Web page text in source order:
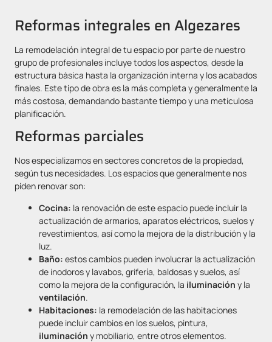
Reformas integrales en Algezares
La remodelación integral de tu espacio por parte de nuestro
grupo de profesionales incluye todos los aspectos, desde la
estructura básica hasta la organización interna y los acabados
finales. Este tipo de obra es la más completa y generalmente la
más costosa, demandando bastante tiempo y una meticulosa
planificación.
Reformas parciales
Nos especializamos en sectores concretos de la propiedad,
según tus necesidades. Los espacios que generalmente nos
piden renovar son:
Cocina: la renovación de este espacio puede incluir la
actualización de armarios, aparatos eléctricos, suelos y
revestimientos, así como la mejora de la distribución y la
luz.
Baño: estos cambios pueden involucrar la actualización
de inodoros y lavabos, grifería, baldosas y suelos, así
como la mejora de la configuración, la iluminación y la
ventilación.
Habitaciones: la remodelación de las habitaciones
puede incluir cambios en los suelos, pintura,
iluminación y mobiliario, entre otros elementos.